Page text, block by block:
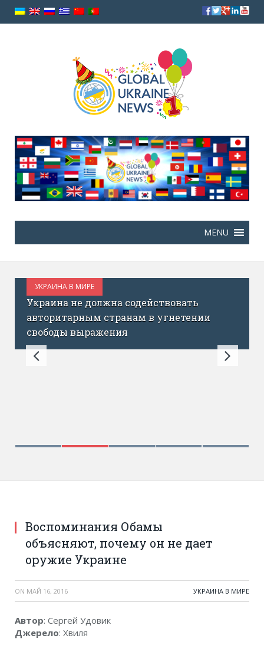
УКРАИНА В МИРЕ
ОКТЯБРЬ 18, 2017
Украина не должна содействовать
авторитарным странам в угнетении
свободы выражения
Воспоминания Обамы
объясняют, почему он не дает
оружие Украине
ON МАЙ 16, 2016 УКРАИНА В МИРЕ
Автор: Сергей Удовик
Джерело: Хвиля